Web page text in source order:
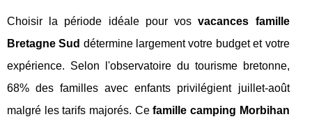
Choisir la période idéale pour vosvacances famille
Bretagne Sud détermine largement votre budget et votre
expérience. Selon l'observatoire du tourisme bretonne,
68% des familles avec enfants privilégient juillet-août
malgré les tarifs majorés. Cefamille camping Morbihan